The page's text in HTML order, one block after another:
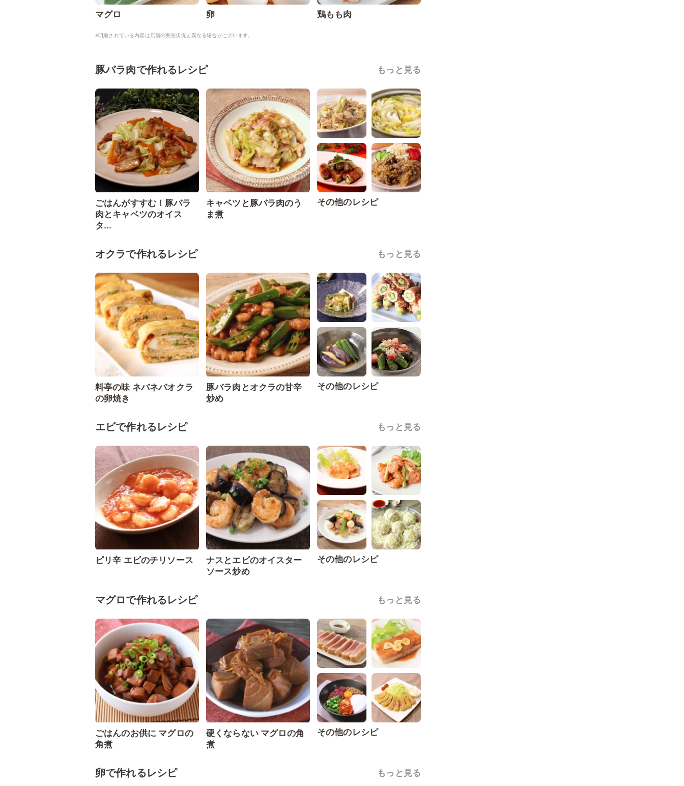
マグロ 卵 鶏もも肉
※明細されている内容は店舗の実売状況と異なる場合がございます。
豚バラ肉で作れるレシピ もっと見る
ごはんがすすむ！豚バラ
肉とキャベツのオイス
タ...
キャベツと豚バラ肉のう
ま煮
その他のレシピ
オクラで作れるレシピ もっと見る
料亭の味 ネバネバオクラ
の卵焼き
豚バラ肉とオクラの甘辛
炒め
その他のレシピ
エビで作れるレシピ もっと見る
ピリ辛 エビのチリソース
ナスとエビのオイスター
ソース炒め
その他のレシピ
マグロで作れるレシピ もっと見る
ごはんのお供に マグロの
角煮
硬くならない マグロの角
煮
その他のレシピ
卵で作れるレシピ もっと見る